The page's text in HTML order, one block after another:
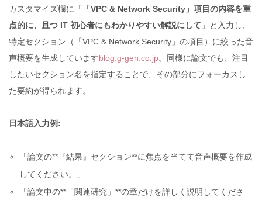
カスタマイズ欄に「
「VPC & Network Security」項目の内容を重
点的に、且つ IT 初心者にもわかりやすい解説にして 」と入力し、
特定セクション（「VPC & Network Security」の項目）に絞った音
声概要を生成していますblog.g-gen.co.jp。同様に論文でも、注目
したいセクション名を指定することで、その部分にフォーカスし
た要約が得られます。
日本語入力例:
「論文の**『結果』セクション**に焦点を当てて音声概要を作成
してください。」
「論文中の**「関連研究」**の章だけを詳しく説明してくださ